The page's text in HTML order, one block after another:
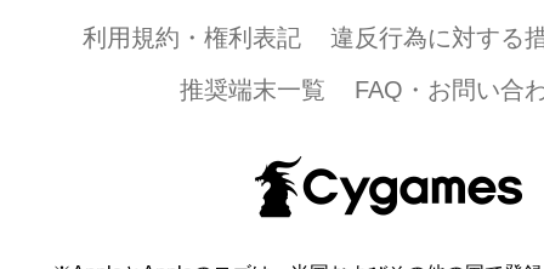
利用規約・権利表記
違反行為に対する
推奨端末一覧
FAQ・お問い合